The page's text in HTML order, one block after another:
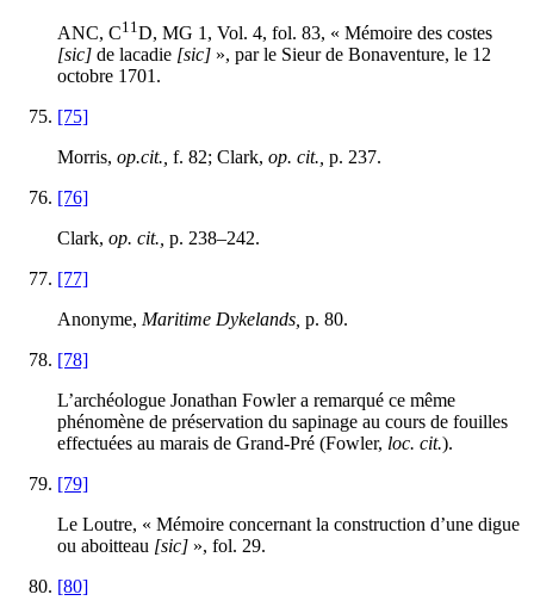
ANC, C11D, MG 1, Vol. 4, fol. 83, « Mémoire des costes
[sic] de lacadie [sic] », par le Sieur de Bonaventure, le 12
octobre 1701.
[75]
Morris, op.cit., f. 82; Clark, op. cit., p. 237.
[76]
Clark, op. cit., p. 238–242.
[77]
Anonyme, Maritime Dykelands, p. 80.
[78]
L’archéologue Jonathan Fowler a remarqué ce même
phénomène de préservation du sapinage au cours de fouilles
effectuées au marais de Grand-Pré (Fowler, loc. cit.).
[79]
Le Loutre, « Mémoire concernant la construction d’une digue
ou aboitteau [sic] », fol. 29.
[80]